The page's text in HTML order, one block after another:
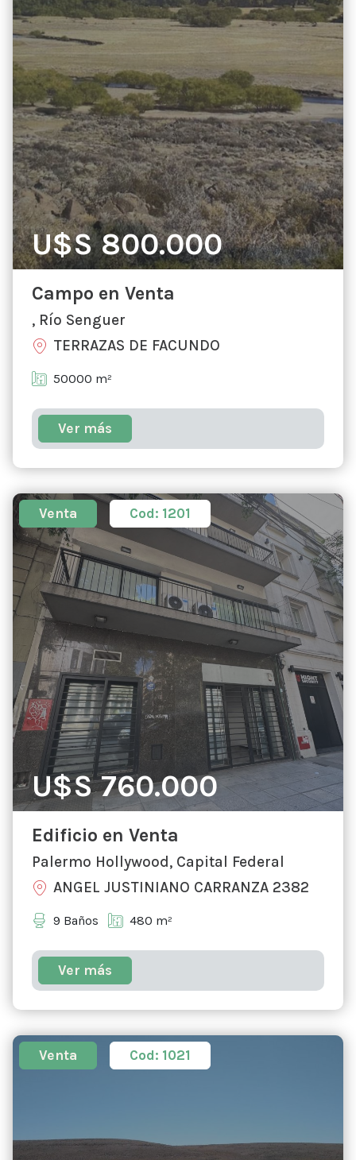
U$S 800.000
Campo en Venta
, Río Senguer
TERRAZAS DE FACUNDO
50000 m²
Ver más
Venta Cod: 1201
U$S 760.000
Edificio en Venta
Palermo Hollywood, Capital Federal
ANGEL JUSTINIANO CARRANZA 2382
9 Baños 480 m²
Ver más
Venta Cod: 1021